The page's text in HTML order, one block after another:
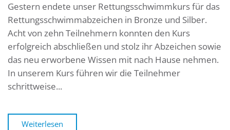
Gestern endete unser Rettungsschwimmkurs für das
Rettungsschwimmabzeichen in Bronze und Silber.
Acht von zehn Teilnehmern konnten den Kurs
erfolgreich abschließen und stolz ihr Abzeichen sowie
das neu erworbene Wissen mit nach Hause nehmen.
In unserem Kurs führen wir die Teilnehmer
schrittweise...
Weiterlesen